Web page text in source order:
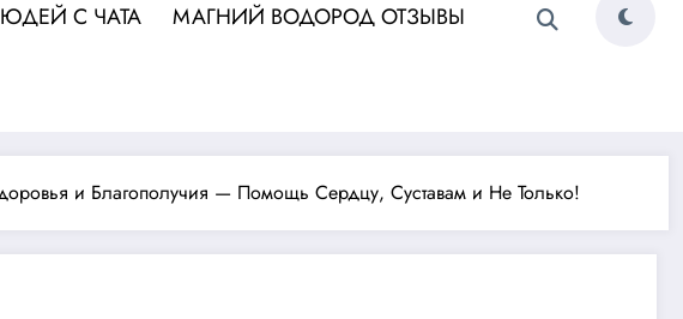
С ЧАТА МАГНИЙ ВОДОРОД ОТЗЫВЫ
и Благополучия — Помощь Сердцу, Суставам и Не Только!